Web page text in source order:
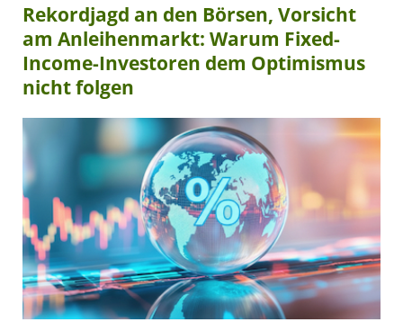
Rekordjagd an den Börsen, Vorsicht
am Anleihenmarkt: Warum Fixed-
Income-Investoren dem Optimismus
nicht folgen